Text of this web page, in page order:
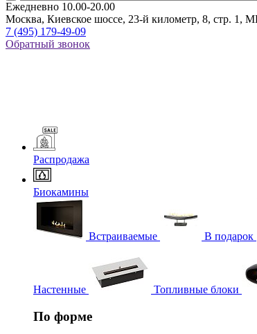
Ежедневно 10.00-20.00
Москва, Киевское шоссе, 23-й километр, 8, стр. 1,
7 (495) 179-49-09
Обратный звонок
Распродажа
Биокамины
Встраиваемые В подарок
Настенные Топливные блоки
По форме